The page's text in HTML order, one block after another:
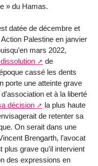
» du Hamas.
datée de décembre et
Palestine en janvier
mars 2022,
de
cassé les dents
porte une atteinte grave
et à la liberté
décision
la plus haute
de retenter sa
On serait dans une
Brengarth, l’avocat
plus grave qu’il intervient
des expressions en